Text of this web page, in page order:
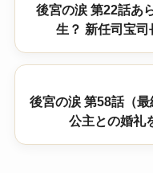
後宮の涙 第22話あ
生？ 新任司宝司
後宮の涙 第58話（
公主との婚礼